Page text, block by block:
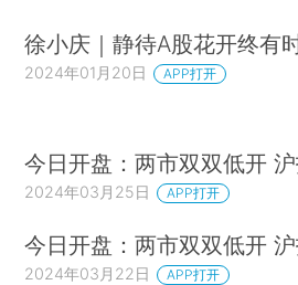
徐小庆｜静待A股花开终有
2024年01月20日 APP打开
今日开盘：两市双双低开
2024年03月25日 APP打开
今日开盘：两市双双低开
2024年03月22日 APP打开